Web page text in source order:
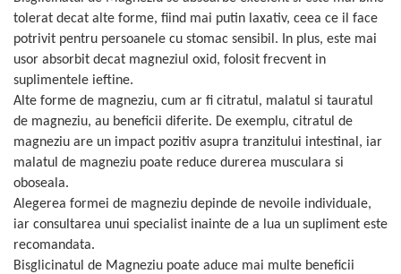
Cătină
Chlorella
Colina
Electroliti
Produse Apicole
Cacao
tolerat decat alte forme, fiind mai putin laxativ, ceea ce il face
potrivit pentru persoanele cu stomac sensibil. In plus, este mai
usor absorbit decat magneziul oxid, folosit frecvent in
suplimentele ieftine.
Alte forme de magneziu, cum ar fi citratul, malatul si tauratul
de magneziu, au beneficii diferite. De exemplu, citratul de
magneziu are un impact pozitiv asupra tranzitului intestinal, iar
malatul de magneziu poate reduce durerea musculara si
oboseala.
Alegerea formei de magneziu depinde de nevoile individuale,
iar consultarea unui specialist inainte de a lua un supliment este
recomandata.
Bisglicinatul de Magneziu poate aduce mai multe beneficii